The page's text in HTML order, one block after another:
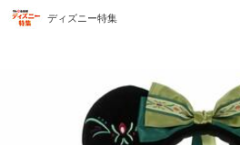
ディズニー特集